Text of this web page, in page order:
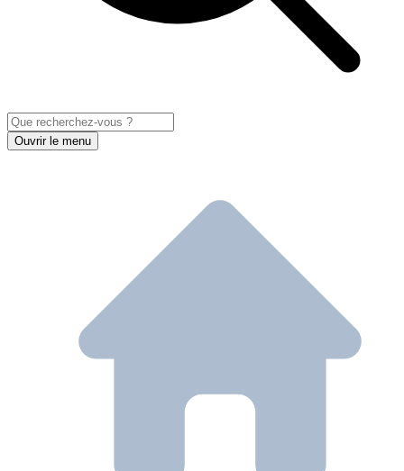
Ouvrir le menu